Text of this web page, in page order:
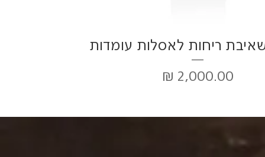
תצוגה מהירה
שאיבת ריחות לאסלות עומדות
מחיר